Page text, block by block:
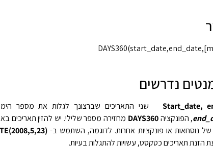
נדרשים
Start_date, שני התאריכים שברצונך לגלות את מספר
, הפונקציהDAYS360 מחזירה מספר שלילי. יש להזין תאריכים
של נוסחאות או פונקציות אחרות. לדוגמה, השתמש ב-